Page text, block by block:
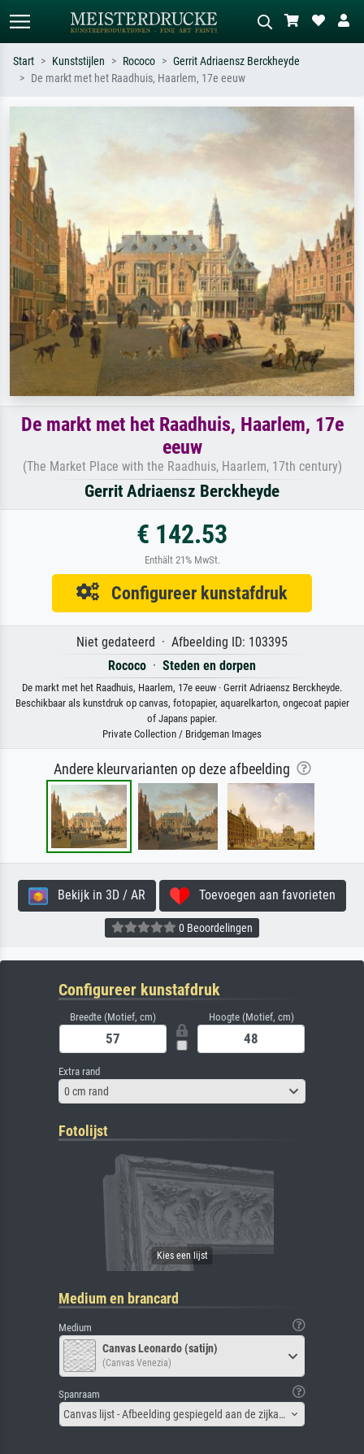
Monet, Sterrennacht, impressionisme,
Beschrijf de scène – bijv. groene
weide, abstract met veel rood, donker
een boom.
Start Kunststijlen Rococo
Gerrit Adriaensz Berckheyde
De markt met het Raadhuis, Haarlem, 17e eeuw
De markt met het Raadhuis, Haarlem, 17e
eeuw
(The Market Place with the Raadhuis, Haarlem, 17th century)
Gerrit Adriaensz Berckheyde
€ 142.53
Enthält 21% MwSt.
Configureer kunstafdruk
Niet gedateerd · Afbeelding ID: 103395
Rococo · Steden en dorpen
De markt met het Raadhuis, Haarlem, 17e eeuw · Gerrit Adriaensz Berckheyde.
Beschikbaar als kunstdruk op canvas, fotopapier, aquarelkarton, ongecoat papier
of Japans papier.
Private Collection / Bridgeman Images
Andere kleurvarianten op deze afbeelding
Bekijk in 3D / AR Toevoegen aan favorieten
0 Beoordelingen
Configureer kunstafdruk
Breedte (Motief, cm) Hoogte (Motief, cm)
Extra rand
0 cm rand
Fotolijst
Medium en brancard
Medium
Canvas Leonardo (satijn)
(Canvas Venezia)
Spanraam
Canvas lijst - Afbeelding gespiegeld aan de zijkant